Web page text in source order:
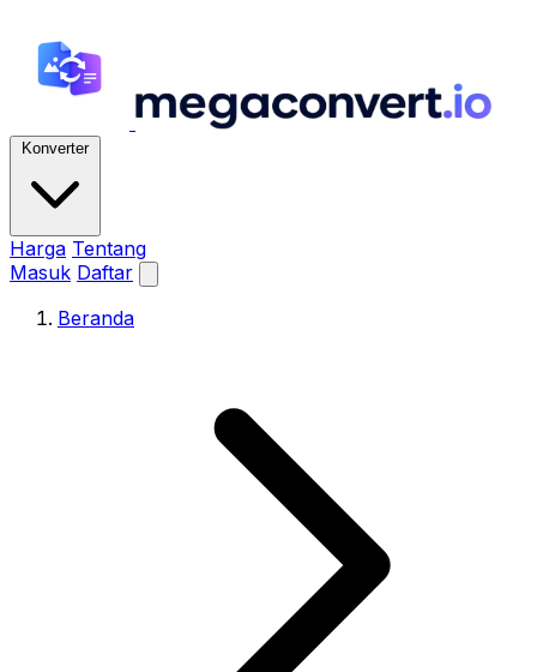
Konverter
Harga Tentang
Masuk Daftar
Beranda